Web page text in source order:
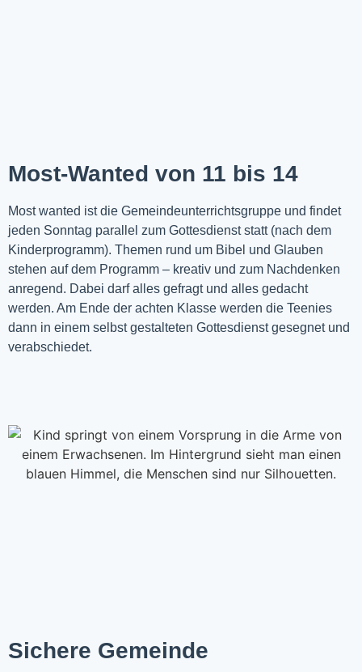
Most-Wanted von 11 bis 14
Most wanted ist die Gemeindeunterrichtsgruppe und findet
jeden Sonntag parallel zum Gottesdienst statt (nach dem
Kinderprogramm). Themen rund um Bibel und Glauben
stehen auf dem Programm – kreativ und zum Nachdenken
anregend. Dabei darf alles gefragt und alles gedacht
werden. Am Ende der achten Klasse werden die Teenies
dann in einem selbst gestalteten Gottesdienst gesegnet und
verabschiedet.
Sichere Gemeinde